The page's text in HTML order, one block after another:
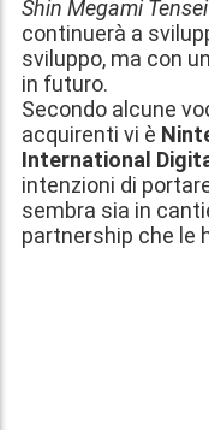
Shin Megami Tensei
continuerà a
sviluppo, ma con
in futuro.
Secondo alcune
acquirenti vi è
International
intenzioni di
sembra sia in
partnership che le